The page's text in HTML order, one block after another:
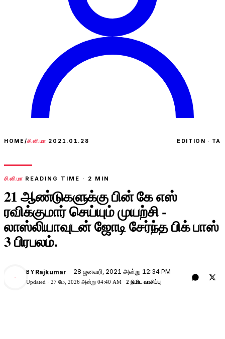
HOME/சினிமா 2021.01.28 EDITION · TA
சினிமா READING TIME · 2 MIN
21 ஆண்டுகளுக்கு பின் கே எஸ்
ரவிக்குமார் செய்யும் முயற்சி -
லாஸ்லியாவுடன் ஜோடி சேர்ந்த பிக் பாஸ்
3 பிரபலம்.
BY Rajkumar 28 ஜனவரி, 2021 அன்று 12:34 PM
Updated · 27 மே, 2026 அன்று 04:40 AM 2 நிமிட வாசிப்பு